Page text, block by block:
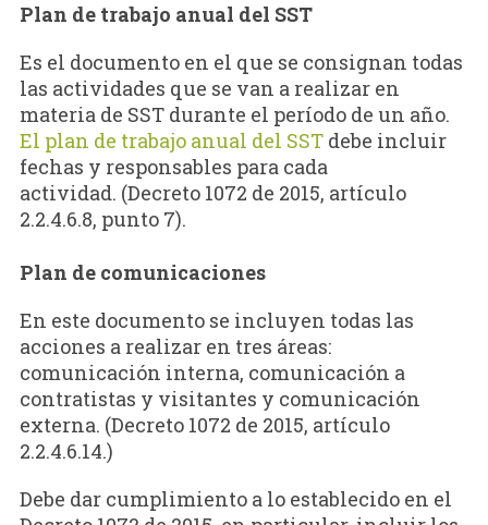
Plan de trabajo anual del SST
Es el documento en el que se consignan todas
las actividades que se van a realizar en
materia de SST durante el período de un año.
El plan de trabajo anual del SSTdebe incluir
fechas y responsables para cada
actividad. (Decreto 1072 de 2015, artículo
2.2.4.6.8, punto 7).
Plan de comunicaciones
En este documento se incluyen todas las
acciones a realizar en tres áreas:
comunicación interna, comunicación a
contratistas y visitantes y comunicación
externa. (Decreto 1072 de 2015, artículo
2.2.4.6.14.)
Debe dar cumplimiento a lo establecido en el